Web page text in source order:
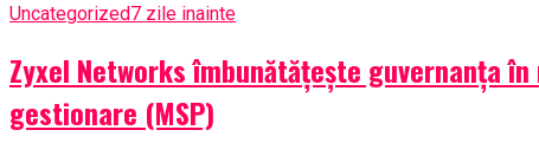
Uncategorized7 zile inainte
Zyxel Networks îmbunătățește guvernanța
gestionare (MSP)